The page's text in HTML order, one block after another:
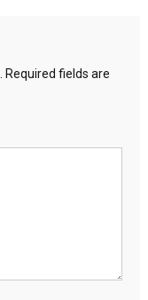
Required fields are